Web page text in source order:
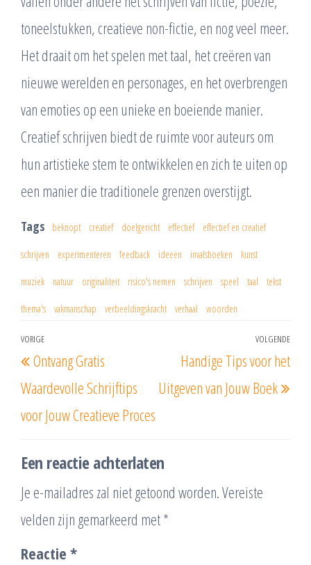
toneelstukken, creatieve non-fictie, en nog veel meer.
Het draait om het spelen met taal, het creëren van
nieuwe werelden en personages, en het overbrengen
van emoties op een unieke en boeiende manier.
Creatief schrijven biedt de ruimte voor auteurs om
hun artistieke stem te ontwikkelen en zich te uiten op
een manier die traditionele grenzen overstijgt.
Tags beknopt creatief doelgericht effectief effectief en creatief
schrijven experimenteren feedback ideeën invalshoeken kunst
muziek natuur originaliteit risico's nemen schrijven speel taal tekst
thema's vakmanschap verbeeldingskracht verhaal woorden
Berichtnavigatie
Vorig
bericht
VORIGE
Ontvang Gratis
Waardevolle Schrijftips
voor Jouw Creatieve Proces
VOLGENDE
Handige Tips voor het
Uitgeven van Jouw Boek
Een reactie achterlaten
Je e-mailadres zal niet getoond worden.Vereiste
velden zijn gemarkeerd met*
Reactie *